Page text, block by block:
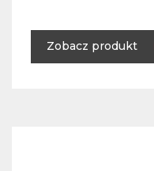
Zobacz produkt